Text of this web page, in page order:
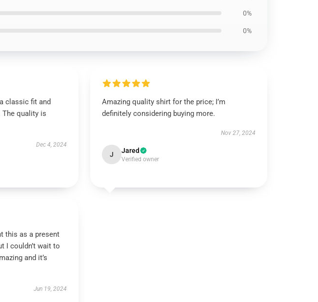
0%
0%
classic fit and
The quality is
Dec 4, 2024
Amazing quality shirt for the price; I’m
definitely considering buying more.
Nov 27, 2024
J Jared
Verified owner
this as a present
I couldn’t wait to
and it’s
Jun 19, 2024